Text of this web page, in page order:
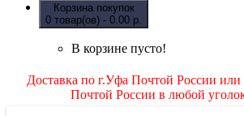
Корзина покупок
0 товар(ов) - 0.00 р.
В корзине пусто!
Доставка по г.Уфа Почтой России
Почтой России в любой